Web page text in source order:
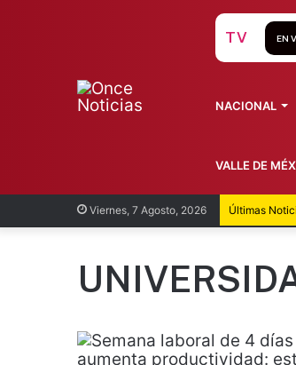
Viernes, 7 Agosto, 2026 Últimas
TV EN
NACIONAL
VALLE DE